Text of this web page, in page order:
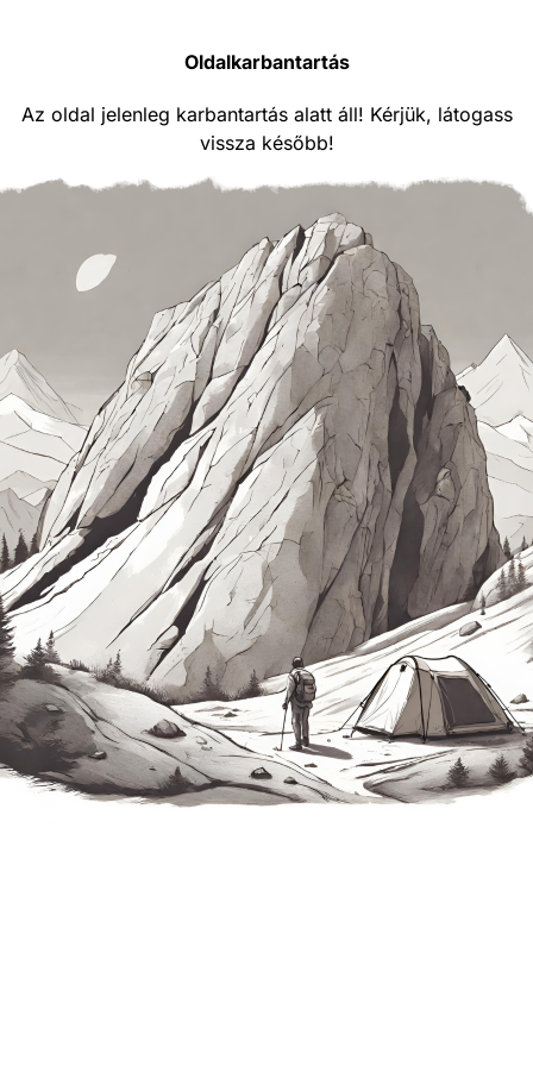
Oldalkarbantartás
Az oldal jelenleg karbantartás alatt áll! Kérjük, látogass
vissza később!